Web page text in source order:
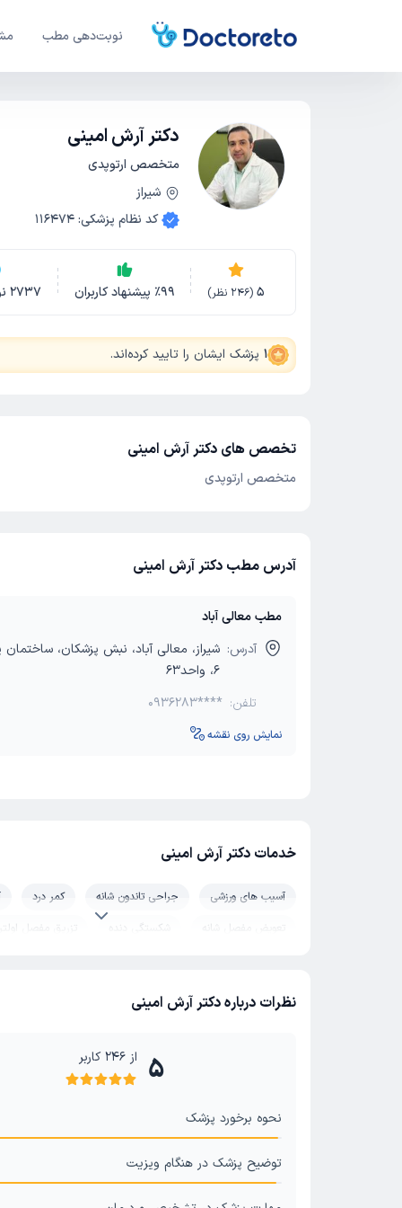
نوبت‌دهی مطب
دکتر آرش امینی
متخصص ارتوپدی
شیراز
کد نظام پزشکی:
116474
5
(
246 نظر) ٪99 پیشنهاد کاربران 2737
1 پزشک ایشان را تایید کرده‌اند.
تخصص های دکتر آرش امینی
متخصص ارتوپدی
آدرس مطب دکتر آرش امینی
مطب معالی آباد
آدرس: شیراز، معالی آباد، نبش پزشکان،
6، واحد63
تلفن: 0936283****
نمایش روی نقشه
خدمات دکتر آرش امینی
آسیب های ورزشی جراحی تاندون شانه کمر درد
تعویض مفصل شانه
شکستگی دنده
تزریق مفصل
آرتروسکوپی شانه قوز کمر و گردن
تعویض مفصل لگن و ران
هالوکس والگوس
زانو درد
جراحی شانه و کتف شکستگی پا
مچ پا
نظرات درباره دکتر آرش امینی
5 از 246کاربر
نحوه برخورد پزشک
توضیح پزشک در هنگام ویزیت